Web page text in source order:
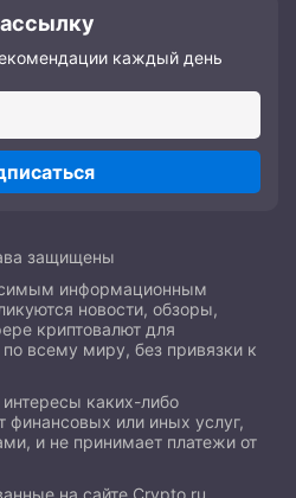
каждый день
защищены
информационным
новости, обзоры,
криптовалют для
всему миру, без привязки к
каких-либо
финансовых или иных услуг,
и не принимает платежи от